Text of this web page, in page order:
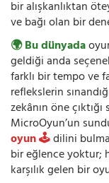
bir alışkanlıktan
ve bağı olan bir
🌍 Bu dünyada
geldiği anda
farklı bir tempo ve
reflekslerin
zekânın öne
MicroOyun’un
oyun 🕹️dilini
bir eğlence yoktur;
karşılık gelen bir